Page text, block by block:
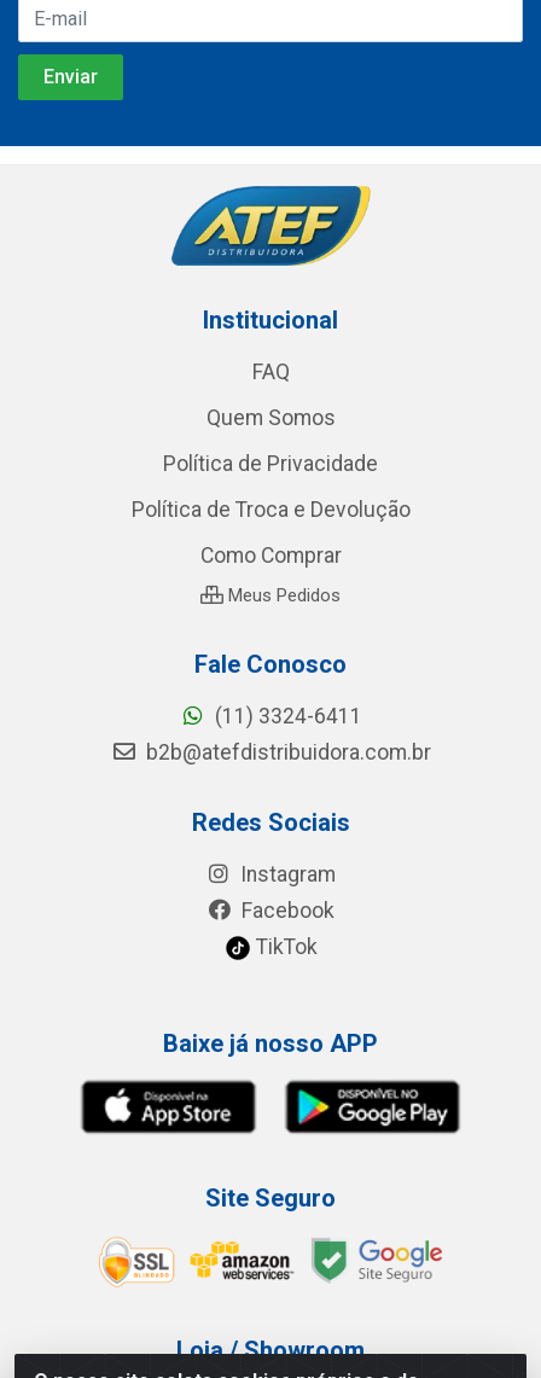
Institucional
FAQ
Quem Somos
Política de Privacidade
Política de Troca e Devolução
Como Comprar
Meus Pedidos
Fale Conosco
(11) 3324-6411
b2b@atefdistribuidora.com.br
Redes Sociais
Instagram
Facebook
TikTok
Baixe já nosso APP
Site Seguro
Loja / Showroom